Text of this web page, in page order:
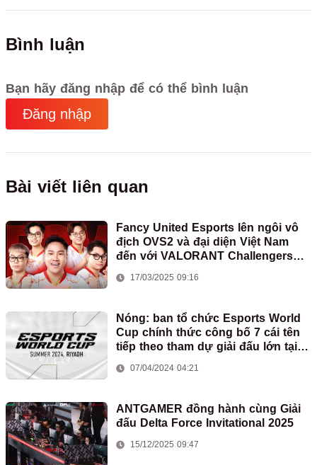
Bình luận
Bạn hãy đăng nhập để có thể bình luận
Đăng nhập
Bài viết liên quan
Fancy United Esports lên ngôi vô
địch OVS2 và đại diện Việt Nam
đến với VALORANT Challengers
SEA 2025: Split 2
17/03/2025 09:16
Nóng: ban tổ chức Esports World
Cup chính thức công bố 7 cái tên
tiếp theo tham dự giải đấu lớn tại
Riyadh
07/04/2024 04:21
ANTGAMER đồng hành cùng Giải
đấu Delta Force Invitational 2025
15/12/2025 09:47